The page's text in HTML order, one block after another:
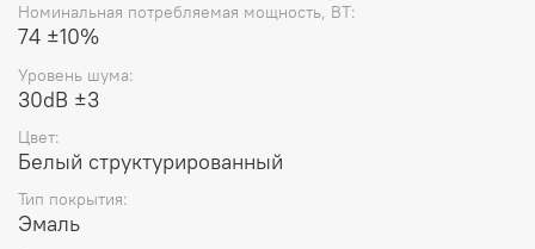
Номинальная потребляемая мощность, ВТ:
74 ±10%
Уровень шума:
30dB ±3
Цвет:
Белый структурированный
Тип покрытия:
Эмаль